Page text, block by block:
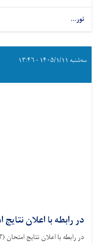
نور...
سه‌شنبه ۱۴۰۵/۱/۱۱ - ۱۳:۴۶
در رابطه با اعلان نتایج
در رابطه با اعلان نتایج امتحان (۱۳)